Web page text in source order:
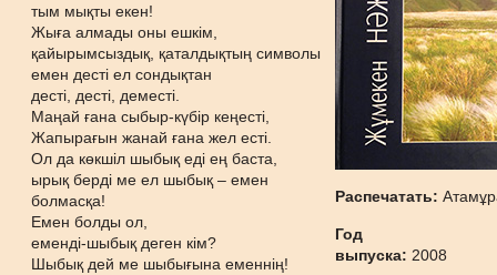
тым мықты екен!
Жыға алмады оны ешкім,
қайырымсыздық, қаталдықтың символы
емен десті ел сондықтан
десті, десті, деместі.
Маңай ғана сыбыр-күбір кеңесті,
Жапырағын жанай ғана жел есті.
Ол да көкшіл шыбық еді ең баста,
ырық берді ме ел шыбық – емен
болмасқа!
Емен болды ол,
еменді-шыбық деген кім?
Шыбық дей ме шыбығына еменнің!
Распечатать:
Год
выпуска: 2008